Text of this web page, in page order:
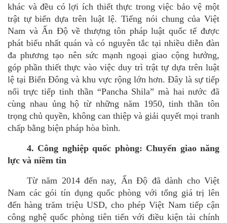
khác và đều có lợi ích thiết thực trong việc bảo vệ một
trật tự biển dựa trên luật lệ. Tiếng nói chung của Việt
Nam và Ấn Độ về thượng tôn pháp luật quốc tế được
phát biểu nhất quán và có nguyên tắc tại nhiều diễn đàn
đa phương tạo nên sức mạnh ngoại giao cộng hưởng,
góp phần thiết thực vào việc duy trì trật tự dựa trên luật
lệ tại Biển Đông và khu vực rộng lớn hơn. Đây là sự tiếp
nối trực tiếp tinh thần “Pancha Shila” mà hai nước đã
cùng nhau ủng hộ từ những năm 1950,tinh thần tôn
trọng chủ quyền, không can thiệp và giải quyết mọi tranh
chấp bằng biện pháp hòa bình.
4. Công nghiệp quốc phòng: Chuyển giao năng
lực và niềm tin
Từ năm 2014 đến nay, Ấn Độ đã dành cho Việt
Nam các gói tín dụng quốc phòng với tổng giátrị lên
đến hàng trăm triệu USD, cho phép Việt Nam tiếp cận
công nghệ quốc phòng tiên tiến với điều kiện tài chính